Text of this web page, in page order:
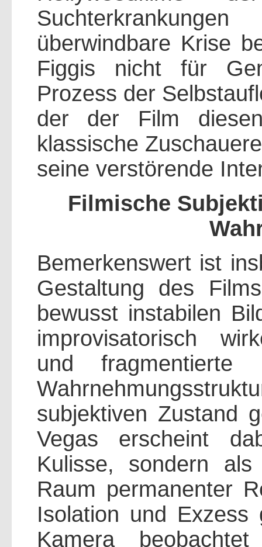
überwindbare Krise
Figgis nicht für
Prozess der
der der Film
klassische
seine verstörende
Filmische
Bemerkenswert ist
Gestaltung des
bewusst instabilen
improvisatorisch
und fragmentierte
subjektiven Zustand
Vegas erscheint
Kulisse, sondern
Raum permanenter
Isolation und Exzess
Kamera